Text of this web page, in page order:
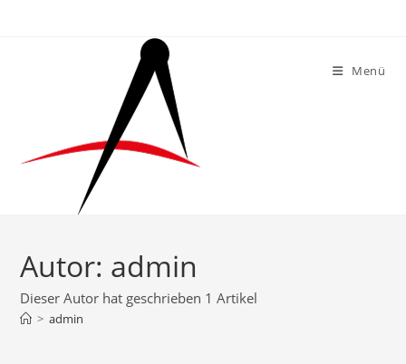
Menü
Autor: admin
Dieser Autor hat geschrieben 1 Artikel
> admin